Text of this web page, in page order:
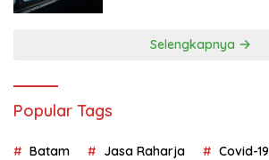
Selengkapnya
Popular Tags
Batam Jasa Raharja Covid-19